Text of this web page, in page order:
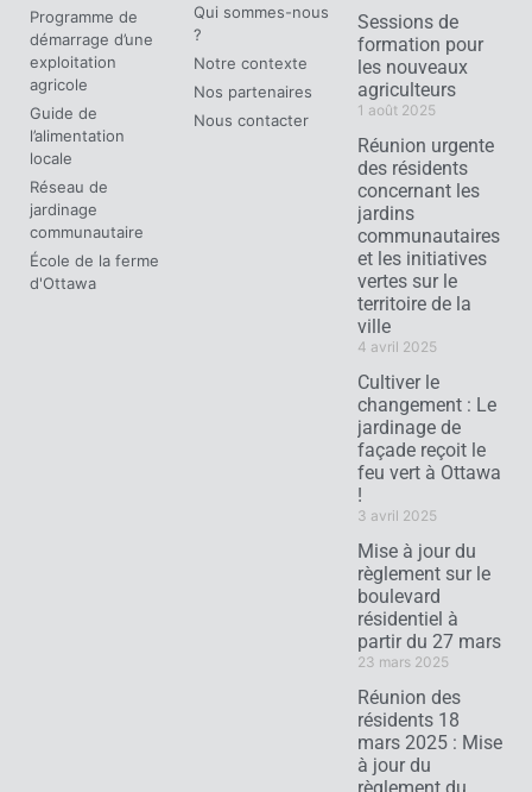
Programme de
démarrage d’une
exploitation
agricole
Guide de
l’alimentation
locale
Réseau de
jardinage
communautaire
École de la ferme
d'Ottawa
Qui sommes-nous
?
Notre contexte
Nos partenaires
Nous contacter
Sessions de
formation pour
les nouveaux
agriculteurs
1 août 2025
Réunion urgente
des résidents
concernant les
jardins
communautaires
et les initiatives
vertes sur le
territoire de la
ville
4 avril 2025
Cultiver le
changement : Le
jardinage de
façade reçoit le
feu vert à Ottawa
!
3 avril 2025
Mise à jour du
règlement sur le
boulevard
résidentiel à
partir du 27 mars
23 mars 2025
Réunion des
résidents 18
mars 2025 : Mise
à jour du